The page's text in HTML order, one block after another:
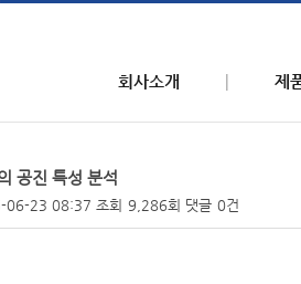
회사소개 제
공진 특성 분석
06-23 08:37 조회 9,286회 댓글 0건